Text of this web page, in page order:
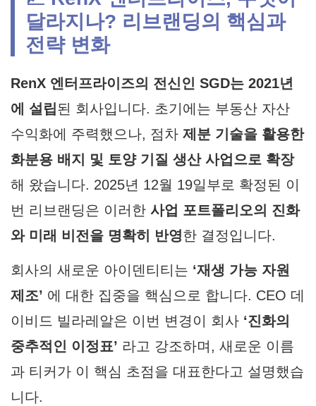
달라지나? 리브랜딩의 핵심과
전략 변화
RenX 엔터프라이즈의 전신인 SGD는 2021년
에 설립된 회사입니다. 초기에는 부동산 자산
수익화에 주력했으나, 점차 제분 기술을 활용한
화분용 배지 및 토양 기질 생산 사업으로 확장
해 왔습니다. 2025년 12월 19일부로 확정된 이
번 리브랜딩은 이러한 사업 포트폴리오의 진화
와 미래 비전을 명확히 반영한 결정입니다.
회사의 새로운 아이덴티티는 ‘재생 가능 자원
제조’ 에 대한 집중을 핵심으로 합니다. CEO 데
이비드 빌라레알은 이번 변경이 회사 ‘진화의
중추적인 이정표’ 라고 강조하며, 새로운 이름
과 티커가 이 핵심 초점을 대표한다고 설명했습
니다.